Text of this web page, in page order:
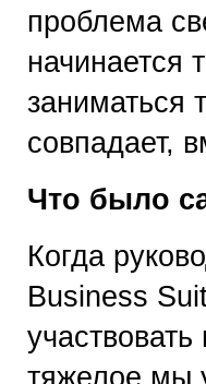
проблема
начинается
заниматься
совпадает,
Что было
Когда
Business
тяжелое мы